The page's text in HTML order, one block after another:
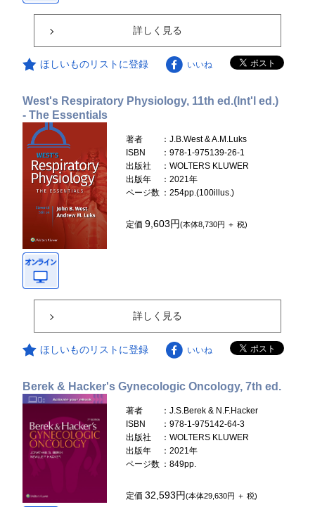
詳しく見る
ほしいものリストに登録 いいね
West's Respiratory Physiology, 11th ed.(Int'l ed.)
- The Essentials
著者
：J.B.West & A.M.Luks
ISBN
：978-1-975139-26-1
出版社
：WOLTERS KLUWER
出版年
：2021年
ページ数 ：254pp.(100illus.)
定価9,603円(本体8,730円 ＋ 税)
詳しく見る
ほしいものリストに登録 いいね
Berek & Hacker's Gynecologic Oncology, 7th ed.
著者
：J.S.Berek & N.F.Hacker
ISBN
：978-1-975142-64-3
出版社
：WOLTERS KLUWER
出版年
：2021年
ページ数 ：849pp.
定価32,593円(本体29,630円 ＋ 税)